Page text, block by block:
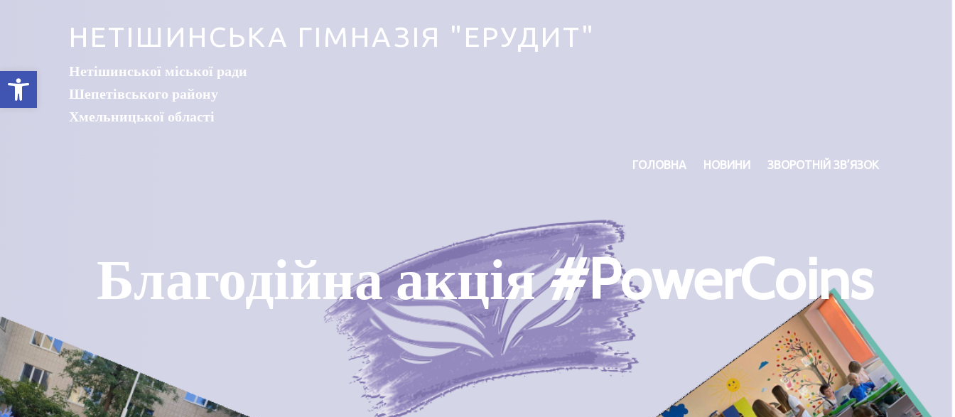
Відкрити Панель інструментів
НЕТІШИНСЬКА ГІМНАЗІЯ "ЕРУДИТ"
Нетішинської міської ради
Шепетівського району
Хмельницької області
ГОЛОВНА НОВИНИ ЗВОРОТНІЙ ЗВ’ЯЗОК
Благодійна акція #PowerCoins